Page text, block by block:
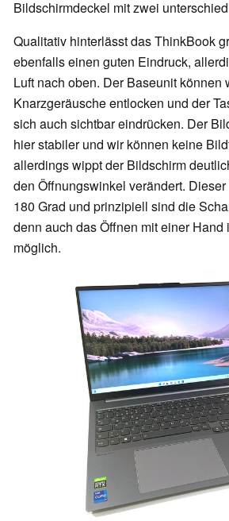
Bildschirmdeckel mit zwei
Qualitativ hinterlässt das ThinkBook
ebenfalls einen guten Eindruck,
Luft nach oben. Der Baseunit können
Knarzgeräusche entlocken und der
sich auch sichtbar eindrücken. Der
hier stabiler und wir können keine
allerdings wippt der Bildschirm
den Öffnungswinkel verändert.
180 Grad und prinzipiell sind die
denn auch das Öffnen mit einer Hand
möglich.